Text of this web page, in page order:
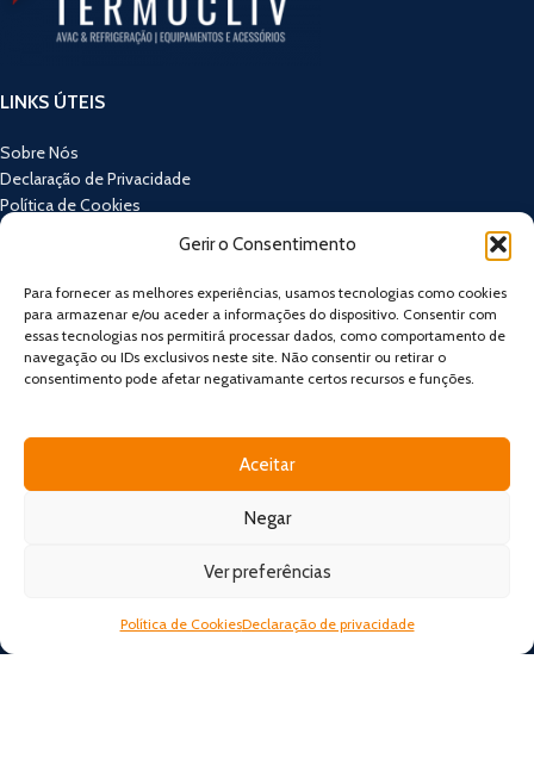
Gerir o Consentimento
Para fornecer as melhores experiências, usamos tecnologias como cookies
para armazenar e/ou aceder a informações do dispositivo. Consentir com
essas tecnologias nos permitirá processar dados, como comportamento de
navegação ou IDs exclusivos neste site. Não consentir ou retirar o
consentimento pode afetar negativamante certos recursos e funções.
Aceitar
Negar
Ver preferências
Política de CookiesDeclaração de privacidade
LINKS ÚTEIS
Sobre Nós
Declaração de Privacidade
Política de Cookies
Termos e Condições
LOJA ONLINE
Checkout
MEIOS DE PAGAMENTO